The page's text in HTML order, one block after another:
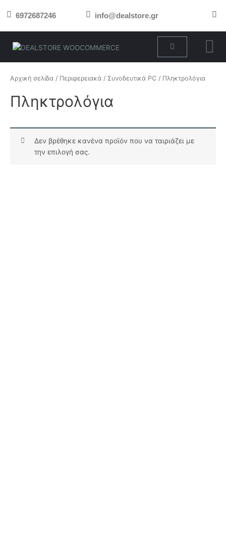
στο 6972687246 info@dealstore.gr
Cart
Αρχική σελίδα / Περιφερειακά / Συνοδευτικά PC / Πληκτρολόγια
Πληκτρολόγια
Δεν βρέθηκε κανένα προϊόν που να ταιριάζει με
την επιλογή σας.